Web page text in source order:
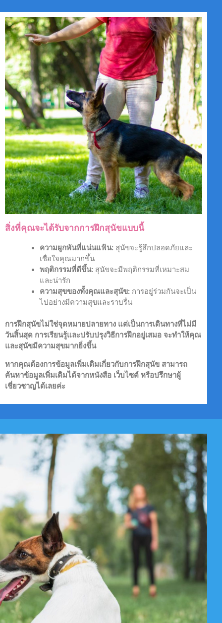
สิ่งที่คุณจะได้รับจากการฝึกสุนัขแบบนี้
ความผูกพันที่แน่นแฟ้น: สุนัขจะรู้สึกปลอดภัยและ
เชื่อใจคุณมากขึ้น
พฤติกรรมที่ดีขึ้น: สุนัขจะมีพฤติกรรมที่เหมาะสม
และน่ารัก
ความสุขของทั้งคุณและสุนัข: การอยู่ร่วมกันจะเป็น
ไปอย่างมีความสุขและราบรื่น
การฝึกสุนัขไม่ใช่จุดหมายปลายทาง แต่เป็นการเดินทางที่ไม่มี
วันสิ้นสุด การเรียนรู้และปรับปรุงวิธีการฝึกอยู่เสมอ จะทำให้คุณ
และสุนัขมีความสุขมากยิ่งขึ้น
หากคุณต้องการข้อมูลเพิ่มเติมเกี่ยวกับการฝึกสุนัข สามารถ
ค้นหาข้อมูลเพิ่มเติมได้จากหนังสือ เว็บไซต์ หรือปรึกษาผู้
เชี่ยวชาญได้เลยค่ะ